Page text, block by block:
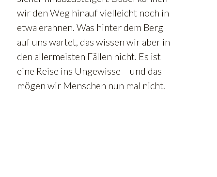
wir den Weg hinauf vielleicht noch in
etwa erahnen. Was hinter dem Berg
auf uns wartet, das wissen wir aber in
den allermeisten Fällen nicht. Es ist
eine Reise ins Ungewisse – und das
mögen wir Menschen nun mal nicht.